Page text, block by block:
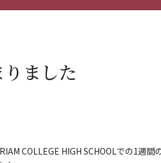
ました
COLLEGE HIGH SCHOOLでの1週